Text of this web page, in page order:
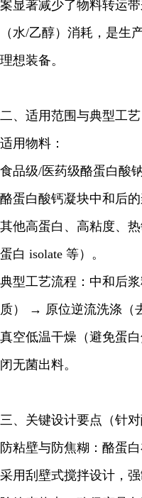
案显著减少了物料转运
（水/乙醇）消耗，是生
理想装备。
二、适用范围与典型工艺
适用物料：
食品级/医药级酪蛋白酸钠
酪蛋白酸钙凝块中和后的
其他高蛋白、高粘度、
蛋白 isolate 等）。
典型工艺流程： 中和后
质）
→ 原位逆流洗涤（
真空低温干燥（避免蛋
闭无菌出料。
三、关键设计要点（针对
防粘壁与防焦糊：酪蛋
采用刮壁式搅拌设计，